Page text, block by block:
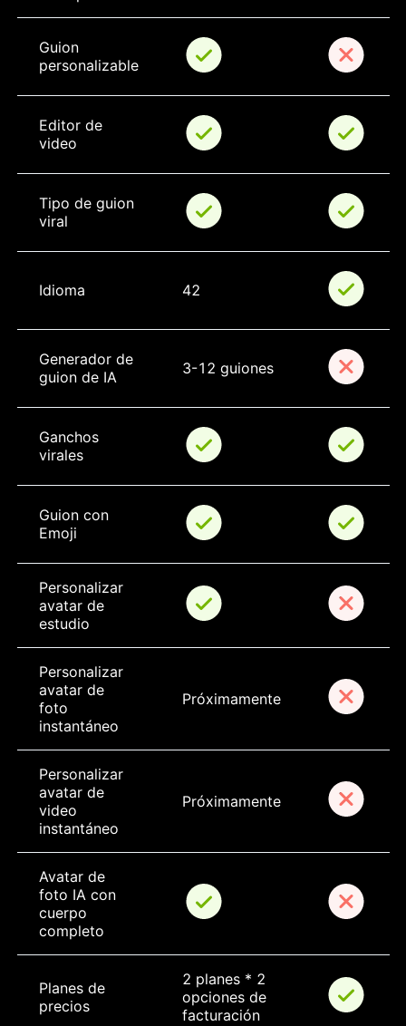
Guion
personalizable
Editor de
video
Tipo de guion
viral
Idioma 42
Generador de
guion de IA
3-12 guiones
Ganchos
virales
Guion con
Emoji
Personalizar
avatar de
estudio
Personalizar
avatar de
foto
instantáneo
Próximamente
Personalizar
avatar de
video
instantáneo
Próximamente
Avatar de
foto IA con
cuerpo
completo
Planes de
precios
2 planes * 2
opciones de
facturación